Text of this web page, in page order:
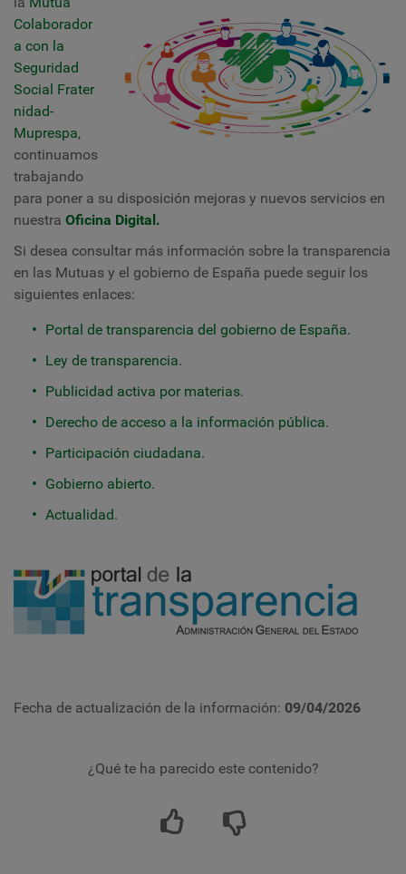
Colaborador
a con la
Seguridad
Social Frater
nidad-
Muprespa,
continuamos
trabajando
para poner a su disposición mejoras y nuevos servicios en
nuestra Oficina Digital.
Si desea consultar más información sobre la transparencia
en las Mutuas y el gobierno de España puede seguir los
siguientes enlaces:
Portal de transparencia del gobierno de España.
Ley de transparencia.
Publicidad activa por materias.
Derecho de acceso a la información pública.
Participación ciudadana.
Gobierno abierto.
Actualidad.
Fecha de actualización de la información: 09/04/2026
¿Qué te ha parecido este contenido?